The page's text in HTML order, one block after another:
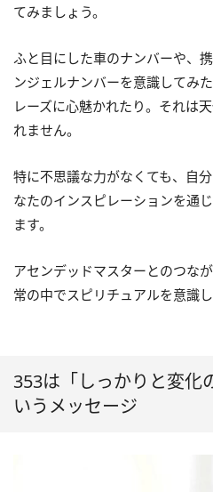
てみましょう。
ふと目にした車のナンバーや、
ンジェルナンバーを意識してみ
レーズに心魅かれたり。それは
れません。
特に不思議な力がなくても、自
なたのインスピレーションを通
ます。
アセンデッドマスターとのつな
常の中でスピリチュアルを意識し
353は「しっかりと変化
いうメッセージ